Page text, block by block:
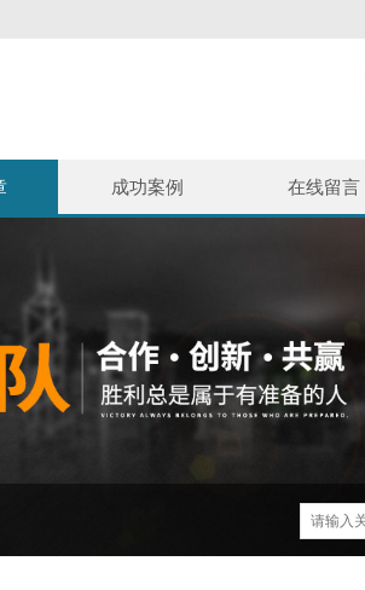
成功案例 在线留言